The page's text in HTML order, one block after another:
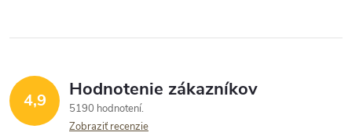
4,9 Hodnotenie zákazníkov
5190 hodnotení
Zobraziť recenzie